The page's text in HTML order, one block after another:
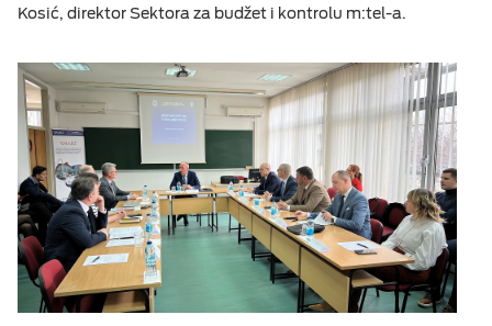
Kosić, direktor Sektora za budžet i kontrolu m:tel-a.